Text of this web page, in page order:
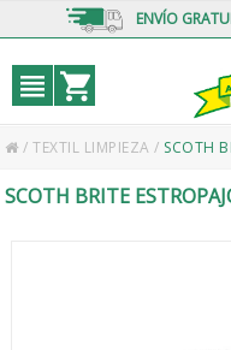
ENVÍO
/TEXTIL LIMPIEZA/ SCOTH
SCOTH BRITE